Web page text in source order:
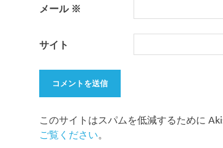
メール ※
サイト
このサイトはスパムを低減するために
ご覧ください。